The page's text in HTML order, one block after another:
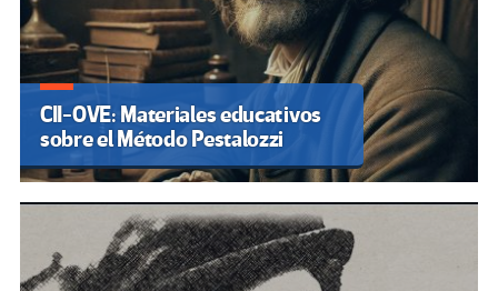
CII-OVE: Materiales educativos
sobre el Método Pestalozzi